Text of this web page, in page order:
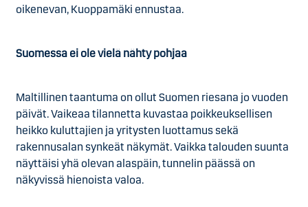
oikenevan, Kuoppamäki ennustaa.
Suomessa ei ole vielä nähty pohjaa
Maltillinen taantuma on ollut Suomen riesana jo vuoden
päivät. Vaikeaa tilannetta kuvastaa poikkeuksellisen
heikko kuluttajien ja yritysten luottamus sekä
rakennusalan synkeät näkymät. Vaikka talouden suunta
näyttäisi yhä olevan alaspäin, tunnelin päässä on
näkyvissä hienoista valoa.